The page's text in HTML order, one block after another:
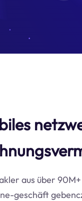
aus über
geschäft geben